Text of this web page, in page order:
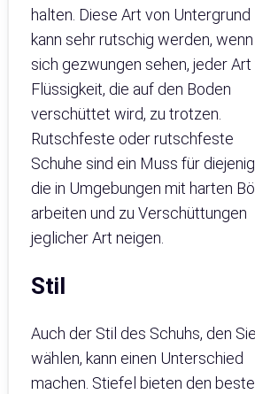
halten. Diese Art von Untergrund
kann sehr rutschig werden, wenn
sich gezwungen sehen, jeder Art
Flüssigkeit, die auf den Boden
verschüttet wird, zu trotzen.
Rutschfeste oder rutschfeste
Schuhe sind ein Muss für
die in Umgebungen mit harten
arbeiten und zu Verschüttungen
jeglicher Art neigen.
Stil
Auch der Stil des Schuhs, den Sie
wählen, kann einen Unterschied
machen. Stiefel bieten den